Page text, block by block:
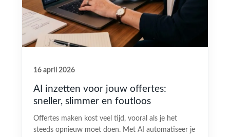
16 april 2026
AI inzetten voor jouw offertes:
sneller, slimmer en foutloos
Offertes maken kost veel tijd, vooral als je het
steeds opnieuw moet doen. Met AI automatiseer je